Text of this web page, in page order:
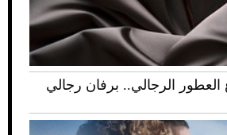
العطور الرجالي.. برفان رجالي